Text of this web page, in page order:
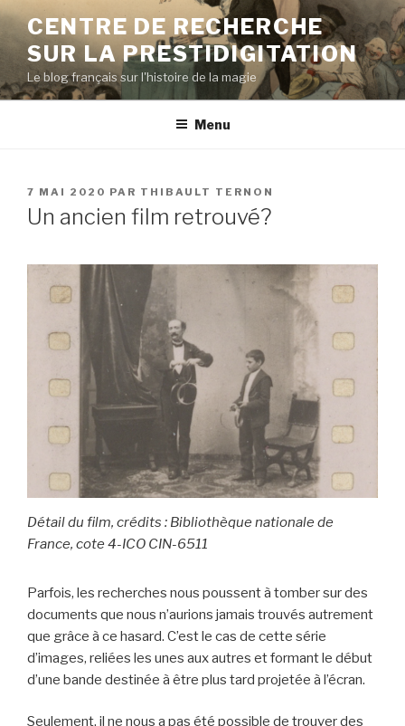
Aller
contenu
principal
CENTRE DE RECHERCHE
SUR LA PRESTIDIGITATION
Le blog français sur l'histoire de la magie
Menu
PUBLIÉ
LE
7 MAI 2020 PAR THIBAULT TERNON
Un ancien film retrouvé?
Détail du film, crédits : Bibliothèque nationale de
France, cote 4-ICO CIN-6511
Parfois, les recherches nous poussent à tomber sur des
documents que nous n’aurions jamais trouvés autrement
que grâce à ce hasard. C’est le cas de cette série
d’images, reliées les unes aux autres et formant le début
d’une bande destinée à être plus tard projetée à l’écran.
Seulement, il ne nous a pas été possible de trouver des